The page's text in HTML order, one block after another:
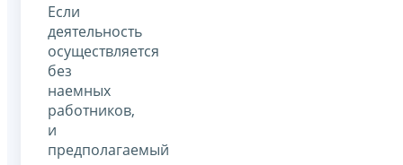
Если
деятельность
осуществляется
без
наемных
работников,
и
предполагаемый